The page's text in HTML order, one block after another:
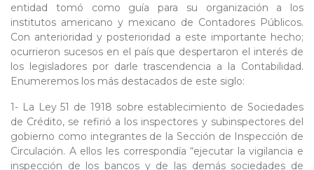
entidad tomó como guía para su organización a los
institutos americano y mexicano de Contadores Públicos.
Con anterioridad y posterioridad a este importante hecho;
ocurrieron sucesos en el país que despertaron el interés de
los legisladores por darle trascendencia a la Contabilidad.
Enumeremos los más destacados de este siglo:
1- La Ley 51 de 1918 sobre establecimiento de Sociedades
de Crédito, se refirió a los inspectores y subinspectores del
gobierno como integrantes de la Sección de Inspección de
Circulación. A ellos les correspondía “ejecutar la vigilancia e
inspección de los bancos y de las demás sociedades de